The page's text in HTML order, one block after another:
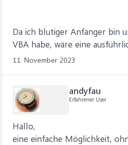
Da ich blutiger Anfänger bin
VBA habe, wäre eine
11. November 2023
andyfau
Erfahrener User
Hallo,
eine einfache Möglichkeit,